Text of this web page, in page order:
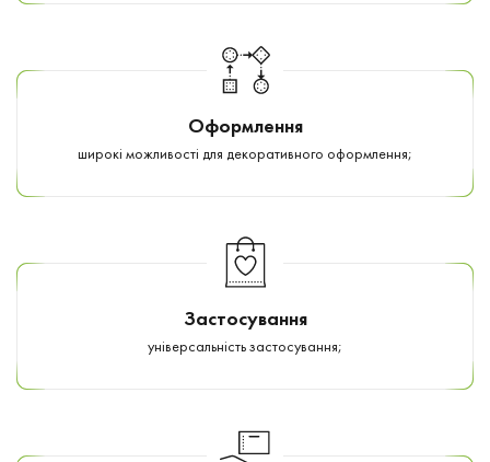
Оформлення
широкі можливості для декоративного оформлення;
Застосування
універсальність застосування;